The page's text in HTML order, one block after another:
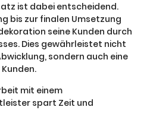
ist dabei entscheidend.
bis zur finalen Umsetzung
seine Kunden durch
Dies gewährleistet nicht
sondern auch eine
mit einem
spart Zeit und